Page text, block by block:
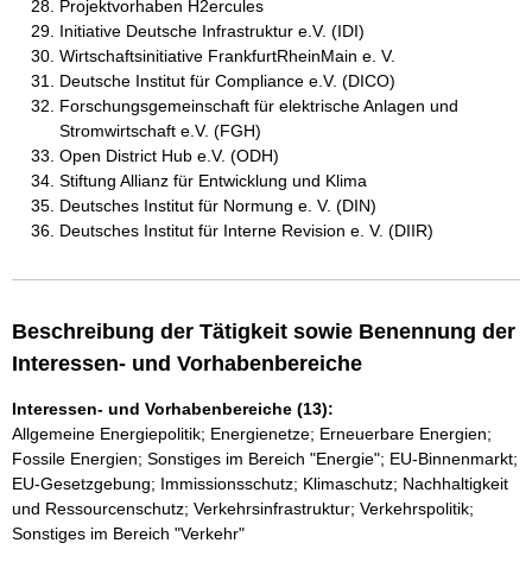
Projektvorhaben H2ercules
Initiative Deutsche Infrastruktur e.V. (IDI)
Wirtschaftsinitiative FrankfurtRheinMain e. V.
Deutsche Institut für Compliance e.V. (DICO)
Forschungsgemeinschaft für elektrische Anlagen und
Stromwirtschaft e.V. (FGH)
Open District Hub e.V. (ODH)
Stiftung Allianz für Entwicklung und Klima
Deutsches Institut für Normung e. V. (DIN)
Deutsches Institut für Interne Revision e. V. (DIIR)
Beschreibung der Tätigkeit sowie Benennung der
Interessen- und Vorhabenbereiche
Interessen- und Vorhabenbereiche (13):
Allgemeine Energiepolitik; Energienetze; Erneuerbare Energien;
Fossile Energien; Sonstiges im Bereich "Energie"; EU-Binnenmarkt;
EU-Gesetzgebung; Immissionsschutz; Klimaschutz; Nachhaltigkeit
und Ressourcenschutz; Verkehrsinfrastruktur; Verkehrspolitik;
Sonstiges im Bereich "Verkehr"